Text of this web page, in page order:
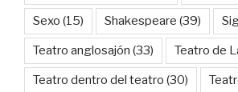
Sexo (15) Shakespeare (39)
Teatro anglosajón (33) Teatro de
Teatro dentro del teatro (30)